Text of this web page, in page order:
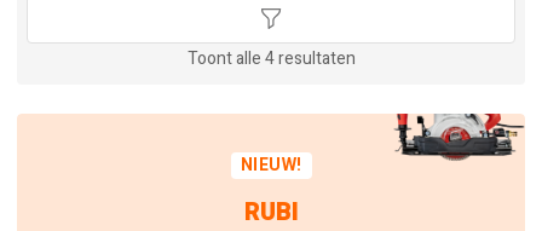
Toont alle 4 resultaten
NIEUW!
RUBI